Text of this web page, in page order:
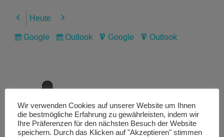
Previous
Heute Next
Subscribe
Google
Subscribe
Outlook
Export
Google
Export
Outlook
Livestream
Wir verwenden Cookies auf unserer Website um Ihnen
die bestmögliche Erfahrung zu gewährleisten, indem wir
Ihre Präferenzen für den nächsten Besuch der Website
speichern. Durch das Klicken auf "Akzeptieren" stimmen